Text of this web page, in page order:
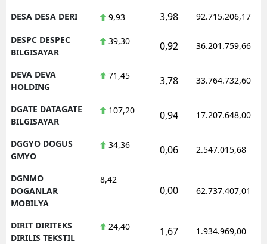
DESA DESA DERI 9,93 3,98 92.715.206,17
DESPC DESPEC
BILGISAYAR
39,30 0,92 36.201.759,66
DEVA DEVA
HOLDING
71,45 3,78 33.764.732,60
DGATE DATAGATE
BILGISAYAR
107,20 0,94 17.207.648,00
DGGYO DOGUS
GMYO
34,36 0,06 2.547.015,68
DGNMO
DOGANLAR
MOBILYA
8,42
0,00 62.737.407,01
DIRIT DIRITEKS
DIRILIS TEKSTIL
24,40 1,67 1.934.969,00